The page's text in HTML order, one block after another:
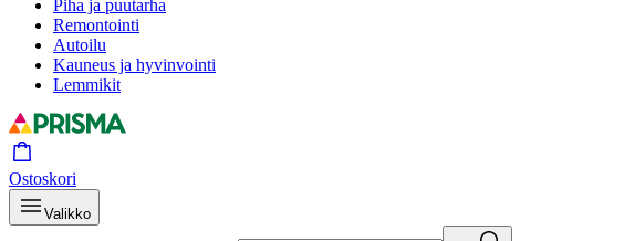
Piha ja puutarha
Remontointi
Autoilu
Kauneus ja hyvinvointi
Lemmikit
Ostoskori
Valikko